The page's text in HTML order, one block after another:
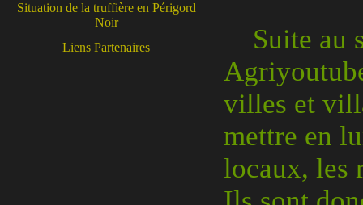
Situation de la truffière en Périgord
Noir
Liens Partenaires
Suite au
villes et
mettre en
locaux, les